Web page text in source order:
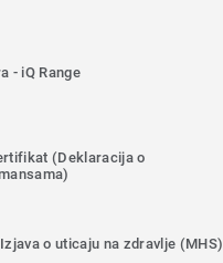
- iQ Range
(Deklaracija o
o uticaju na zdravlje (MHS)